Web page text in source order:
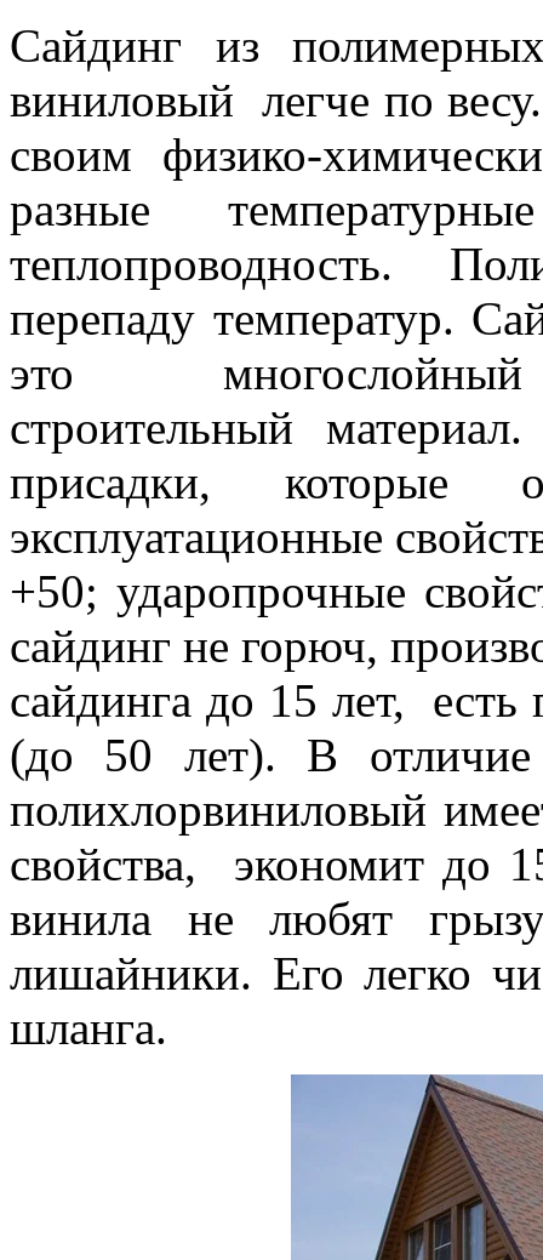
Сайдинг из
виниловый легче по
своим физико-
разные
теплопроводность.
перепаду температур.
это многослойный
строительный
присадки, которые
эксплуатационные
+50; ударопрочные
сайдинг не горюч,
сайдинга до 15 лет, есть
(до 50 лет). В отличие
полихлорвиниловый
свойства, экономит до
винила не любят
лишайники. Его легко
шланга.